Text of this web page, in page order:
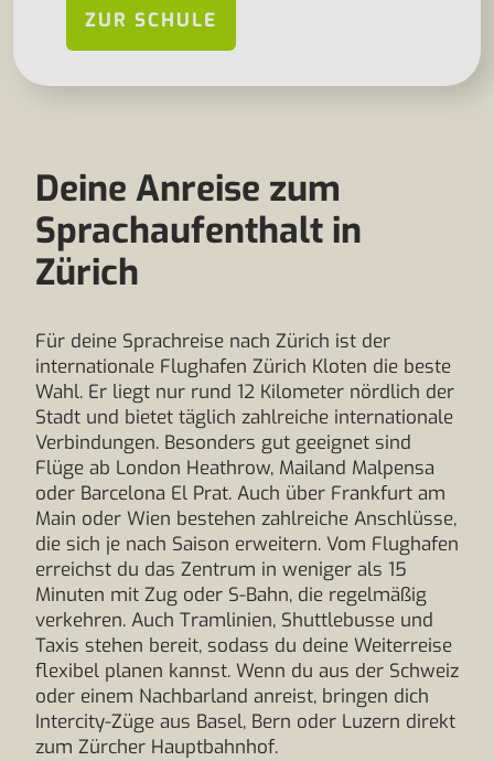
ZUR SCHULE
Deine Anreise zum
Sprachaufenthalt in
Zürich
Für deine Sprachreise nach Zürich ist der
internationale Flughafen Zürich Kloten die beste
Wahl. Er liegt nur rund 12 Kilometer nördlich der
Stadt und bietet täglich zahlreiche internationale
Verbindungen. Besonders gut geeignet sind
Flüge ab London Heathrow, Mailand Malpensa
oder Barcelona El Prat. Auch über Frankfurt am
Main oder Wien bestehen zahlreiche Anschlüsse,
die sich je nach Saison erweitern. Vom Flughafen
erreichst du das Zentrum in weniger als 15
Minuten mit Zug oder S-Bahn, die regelmäßig
verkehren. Auch Tramlinien, Shuttlebusse und
Taxis stehen bereit, sodass du deine Weiterreise
flexibel planen kannst. Wenn du aus der Schweiz
oder einem Nachbarland anreist, bringen dich
Intercity-Züge aus Basel, Bern oder Luzern direkt
zum Zürcher Hauptbahnhof.